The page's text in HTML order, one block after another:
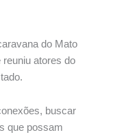
do Mato
atores do
buscar
que possam